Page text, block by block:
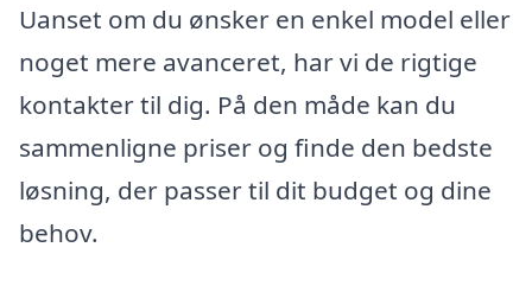
Uanset om du ønsker en enkel model eller
noget mere avanceret, har vi de rigtige
kontakter til dig. På den måde kan du
sammenligne priser og finde den bedste
løsning, der passer til dit budget og dine
behov.